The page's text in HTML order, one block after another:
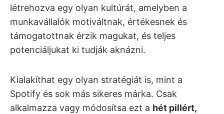
létrehozva egy olyan kultúrát, amelyben a
munkavállalók motiváltnak, értékesnek és
támogatottnak érzik magukat, és teljes
potenciáljukat ki tudják aknázni.
Kialakíthat egy olyan stratégiát is, mint a
Spotify és sok más sikeres márka. Csak
alkalmazza vagy módosítsa ezt a hét pillért,